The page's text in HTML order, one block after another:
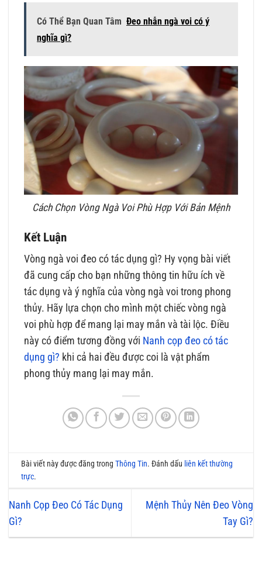
Có Thể Bạn Quan Tâm Đeo nhẫn ngà voi có ý
nghĩa gì?
Cách Chọn Vòng Ngà Voi Phù Hợp Với Bản Mệnh
Kết Luận
Vòng ngà voi đeo có tác dụng gì? Hy vọng bài viết
đã cung cấp cho bạn những thông tin hữu ích về
tác dụng và ý nghĩa của vòng ngà voi trong phong
thủy. Hãy lựa chọn cho mình một chiếc vòng ngà
voi phù hợp để mang lại may mắn và tài lộc. Điều
này có điểm tương đồng với Nanh cọp đeo có tác
dụng gì? khi cả hai đều được coi là vật phẩm
phong thủy mang lại may mắn.
Bài viết này được đăng trongThông Tin. Đánh dấu liên kết thường
trực.
Nanh Cọp Đeo Có Tác Dụng
Gì?
Mệnh Thủy Nên Đeo Vòng
Tay Gì?